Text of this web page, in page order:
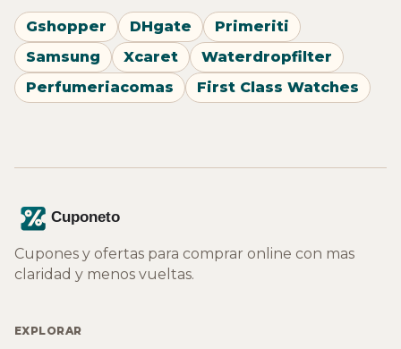
Gshopper DHgate
Primeriti
Samsung
Xcaret
Waterdropfilter
Perfumeriacomas
First Class Watches
Cupones y ofertas para comprar online con mas
claridad y menos vueltas.
EXPLORAR